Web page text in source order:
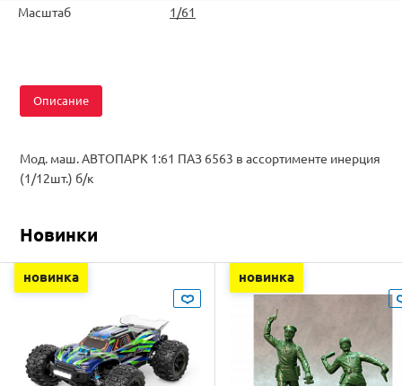
Масштаб
1/61
Описание
Мод. маш. АВТОПАРК 1:61 ПАЗ 6563 в ассортименте инерция
(1/12шт.) б/к
Новинки
новинка новинка